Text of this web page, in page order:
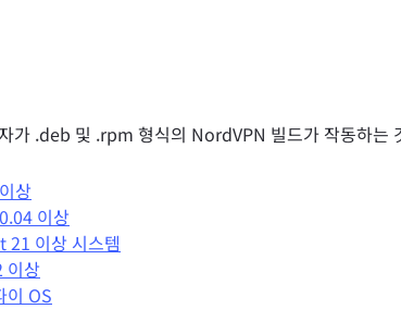
가 .deb 및 .rpm 형식의 NordVPN 빌드가 작동하는
상
이상
이상 시스템
이상
이 OS